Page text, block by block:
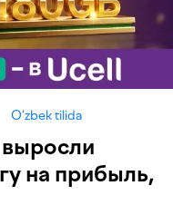
O‘zbek tilida
выросли
на прибыль,